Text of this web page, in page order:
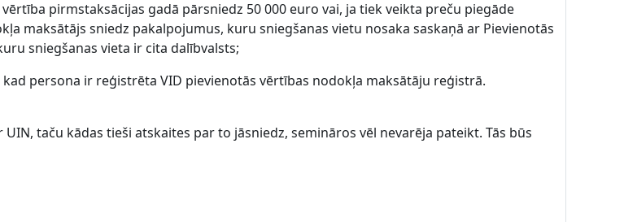
pirmstaksācijas gadā pārsniedz 50 000 euro vai, ja tiek veikta preču piegāde
maksātājs sniedz pakalpojumus, kuru sniegšanas vietu nosaka saskaņā ar Pievienotās
sniegšanas vieta ir cita dalībvalsts;
persona ir reģistrēta VID pievienotās vērtības nodokļa maksātāju reģistrā.
taču kādas tieši atskaites par to jāsniedz, semināros vēl nevarēja pateikt. Tās būs